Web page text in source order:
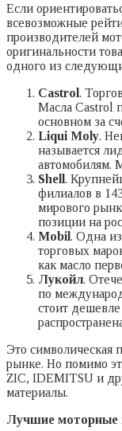
Если
всевозможные
производителей
оригинальности
одного из
Castrol.
Масла Castrol
основном за
Liqui Moly.
называется
автомобилям.
Shell.
филиалов в
мирового
позиции на
Mobil. Одна
торговых
как масло
Лукойл.
по
стоит
Это символическая
рынке. Но помимо
ZIC, IDEMITSU и
материалы.
Лучшие моторные